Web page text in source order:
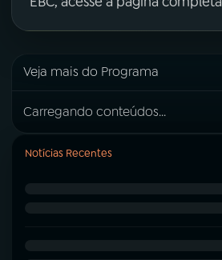
Veja mais do Programa
Carregando conteúdos...
Notícias Recentes